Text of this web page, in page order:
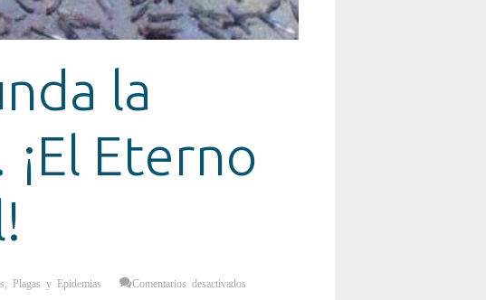
la
Eterno
Plagas y Epidemias Comentarios desactivados